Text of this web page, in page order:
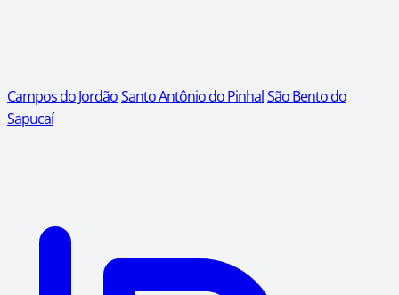
Campos do JordãoSanto Antônio do PinhalSão Bento do
Sapucaí